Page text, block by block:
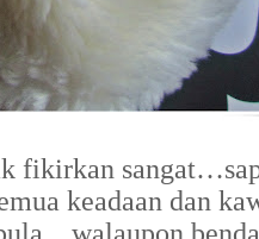
fikirkan
keadaan dan